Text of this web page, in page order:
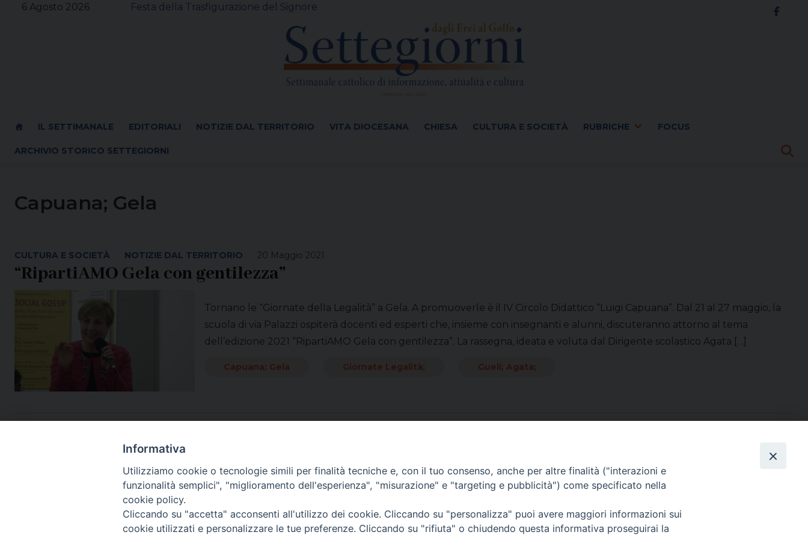
6 Agosto 2026 Festa della Trasfigurazione del Signore
IL SETTIMANALE EDITORIALI NOTIZIE DAL TERRITORIO VITA DIOCESANA CHIESA CULTURA E SOCIETÀ RUBRICHE FOCUS
ARCHIVIO STORICO SETTEGIORNI
Capuana; Gela
20 Maggio 2021
CULTURA E SOCIETÀ NOTIZIE DAL TERRITORIO
“RipartiAMO Gela con gentilezza”
Tornano le “Giornate della Legalità” a Gela. A promuoverle è il IV Circolo Didattico “Luigi Capuana”. Dal 21 al 27 maggio, la
scuola di via Palazzi ospiterà docenti ed esperti che, insieme con insegnanti e alunni, discuteranno attorno al tema
dell’edizione 2021 “RipartiAMO Gela con gentilezza”. La rassegna, ideata e voluta dal Dirigente scolastico Agata […]
Capuana; Gela Giornate Legalità; Gueli; Agata;
Direttore Amministrativo Salvatore Bruno
Editore e Proprietà Opera di Religione della Diocesi di Piazza Armerina,
Autorizzazione Tribunale di Enna n. 113 del 24/2/2007
Informativa
Utilizziamo cookie o tecnologie simili per finalità tecniche e, con il tuo consenso, anche per altre finalità ("interazioni e
funzionalità semplici", "miglioramento dell'esperienza", "misurazione" e "targeting e pubblicità") come specificato nella
cookie policy.
Cliccando su "accetta" acconsenti all'utilizzo dei cookie. Cliccando su "personalizza" puoi avere maggiori informazioni sui
cookie utilizzati e personalizzare le tue preferenze. Cliccando su "rifiuta" o chiudendo questa informativa proseguirai la